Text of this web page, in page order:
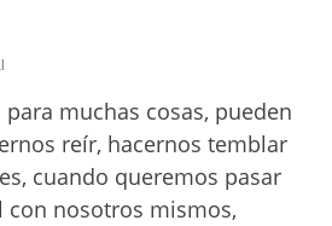
muchas cosas, pueden
reír, hacernos temblar
cuando queremos pasar
con nosotros mismos,